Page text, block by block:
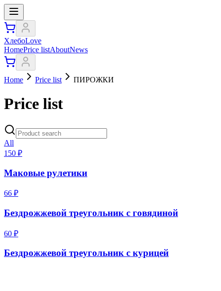
ХлебоLove
HomePrice listAboutNews
Home Price list ПИРОЖКИ
Price list
All
150 ₽
Маковые рулетики
66 ₽
Бездрожжевой треугольник с говядиной
60 ₽
Бездрожжевой треугольник с курицей